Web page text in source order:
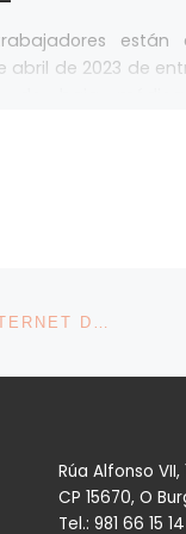
están
abril de 2023 de
Rúa Alfonso VII,
CP 15670, O
Tel.: 981 66 15 14